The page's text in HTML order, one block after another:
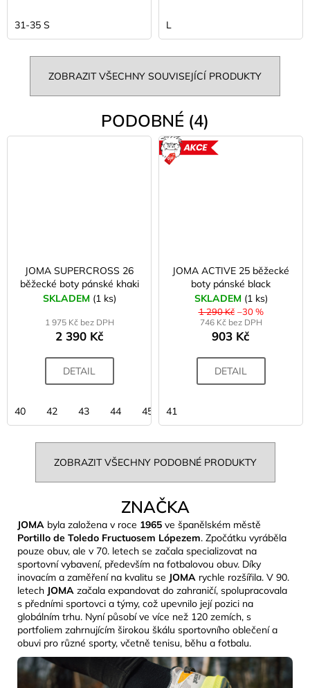
31-35 S L
ZOBRAZIT VŠECHNY SOUVISEJÍCÍ PRODUKTY
PODOBNÉ (4)
JOMA SUPERCROSS 26
běžecké boty pánské khaki
SKLADEM (1 ks)
1 975 Kč bez DPH
2 390 Kč
DETAIL
40 42 43 44 45
JOMA ACTIVE 25 běžecké
boty pánské black
SKLADEM (1 ks)
1 290 Kč –30 %
746 Kč bez DPH
903 Kč
DETAIL
41
ZOBRAZIT VŠECHNY PODOBNÉ PRODUKTY
ZNAČKA
JOMA byla založena v roce 1965 ve španělském městě
Portillo de Toledo Fructuosem Lópezem. Zpočátku vyráběla
pouze obuv, ale v 70. letech se začala specializovat na
sportovní vybavení, především na fotbalovou obuv. Díky
inovacím a zaměření na kvalitu se JOMA rychle rozšířila. V 90.
letech JOMA začala expandovat do zahraničí, spolupracovala
s předními sportovci a týmy, což upevnilo její pozici na
globálním trhu. Nyní působí ve více než 120 zemích, s
portfoliem zahrnujícím širokou škálu sportovního oblečení a
obuvi pro různé sporty, včetně tenisu, běhu a fotbalu.